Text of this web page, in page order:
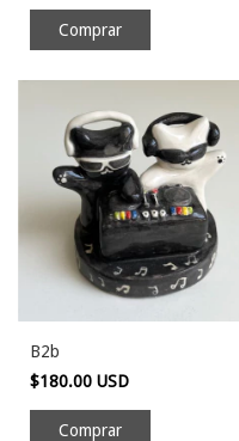
Comprar
B2b
$180.00 USD